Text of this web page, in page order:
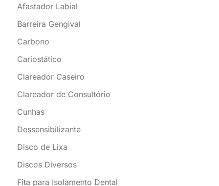
Afastador Labial
Barreira Gengival
Carbono
Cariostático
Clareador Caseiro
Clareador de Consultório
Cunhas
Dessensibilizante
Disco de Lixa
Discos Diversos
Fita para Isolamento Dental